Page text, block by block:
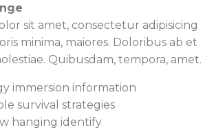
sit amet, consectetur adipisicing
minima, maiores. Doloribus ab et
Quibusdam, tempora, amet.
immersion information
survival strategies
hanging identify